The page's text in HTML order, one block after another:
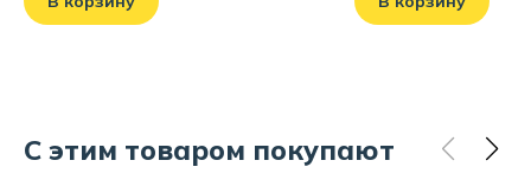
С этим товаром покупают